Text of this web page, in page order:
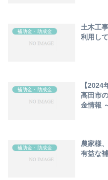
補助金・助成金
土木工
利用し
補助金・助成金
【
高田市
金情報
補助金・助成金
農家様
有益な